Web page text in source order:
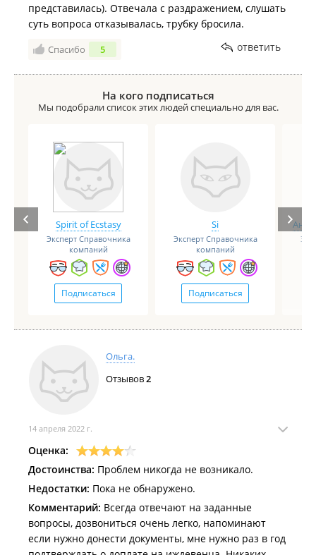
представилась). Отвечала с раздражением, слушать
суть вопроса отказывалась, трубку бросила.
Спасибо 5 ответить
На кого подписаться
Мы подобрали список этих людей специально для вас.
Spirit of Ecstasy
Эксперт Справочника
компаний
Подписаться
Si
Эксперт Справочника
компаний
Подписаться
Ольга.
Отзывов2
14 апреля 2022 г.
Оценка:
Достоинства: Проблем никогда не возникало.
Недостатки: Пока не обнаружено.
Комментарий: Всегда отвечают на заданные
вопросы, дозвониться очень легко, напоминают
если нужно донести документы, мне нужно раз в год